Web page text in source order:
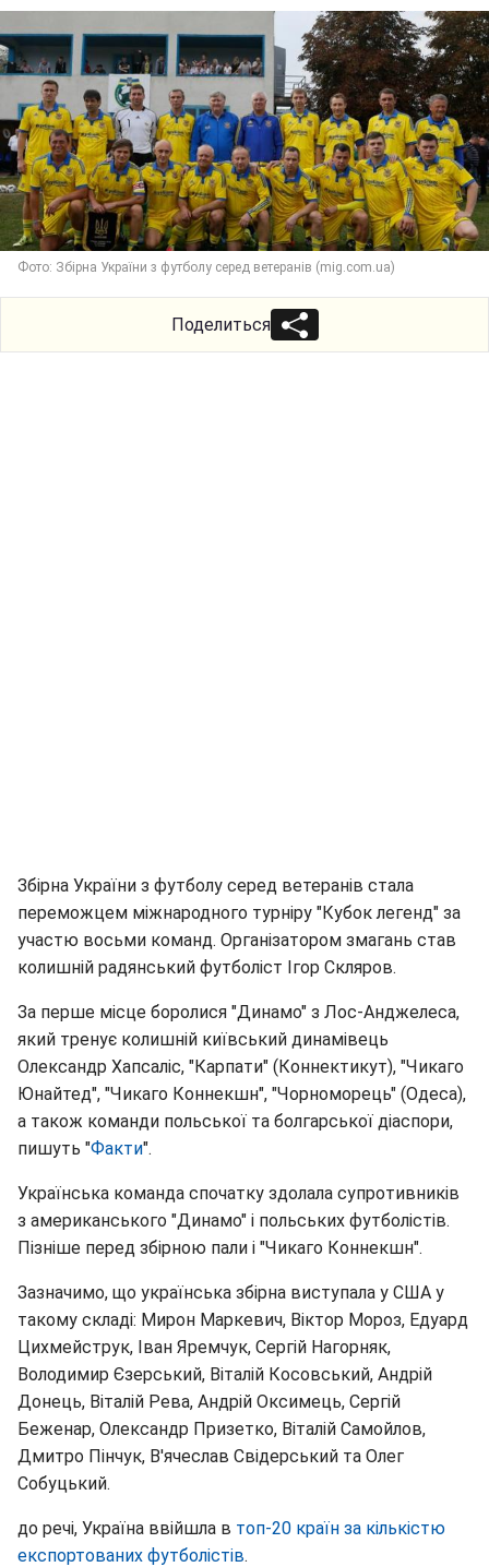
Фото: Збірна України з футболу серед ветеранів (mig.com.ua)
Поделиться
Збірна України з футболу серед ветеранів стала
переможцем міжнародного турніру "Кубок легенд" за
участю восьми команд. Організатором змагань став
колишній радянський футболіст Ігор Скляров.
За перше місце боролися "Динамо" з Лос-Анджелеса,
який тренує колишній київський динамівець
Олександр Хапсаліс, "Карпати" (Коннектикут), "Чикаго
Юнайтед", "Чикаго Коннекшн", "Чорноморець" (Одеса),
а також команди польської та болгарської діаспори,
пишуть "Факти".
Українська команда спочатку здолала супротивників
з американського "Динамо" і польських футболістів.
Пізніше перед збірною пали і "Чикаго Коннекшн".
Зазначимо, що українська збірна виступала у США у
такому складі: Мирон Маркевич, Віктор Мороз, Едуард
Цихмейструк, Іван Яремчук, Сергій Нагорняк,
Володимир Єзерський, Віталій Косовський, Андрій
Донець, Віталій Рева, Андрій Оксимець, Сергій
Беженар, Олександр Призетко, Віталій Самойлов,
Дмитро Пінчук, В'ячеслав Свідерський та Олег
Собуцький.
до речі, Україна ввійшла в топ-20 країн за кількістю
експортованих футболістів.